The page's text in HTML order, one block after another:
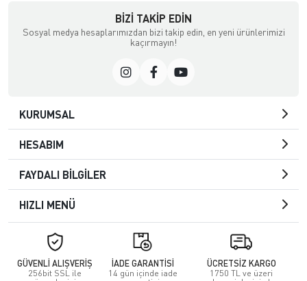
BIZI TAKIP EDIN
Sosyal medya hesaplarımızdan bizi takip edin, en yeni ürünlerimizi
kaçırmayın!
KURUMSAL
HESABIM
FAYDALI BİLGİLER
HIZLI MENÜ
GÜVENLİ ALIŞVERİŞ
256bit SSL ile
İADE GARANTİSİ
14 gün içinde iade
ÜCRETSİZ KARGO
1750 TL ve üzeri